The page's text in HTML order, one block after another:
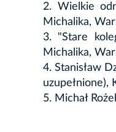
2. Wielkie
Michalika,
3. "Stare
Michalika,
4. Stanisław
uzupełnione),
5. Michał